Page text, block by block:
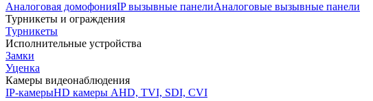
Аналоговая домофонияIP вызывные панелиАналоговые вызывные панели
Турникеты и ограждения
Турникеты
Исполнительные устройства
Замки
Уценка
Камеры видеонаблюдения
IP-камерыHD камеры AHD, TVI, SDI, CVI